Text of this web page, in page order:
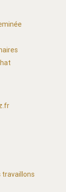
travaillons